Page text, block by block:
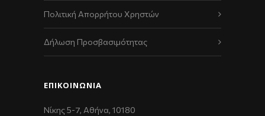
Πολιτική Απορρήτου Χρηστών
Δήλωση Προσβασιμότητας
ΕΠΙΚΟΙΝΩΝΊΑ
Νίκης 5-7, Αθήνα, 10180